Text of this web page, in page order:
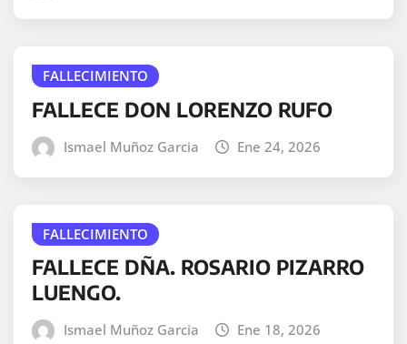
FALLECIMIENTO
FALLECE DON LORENZO RUFO
Ismael Muñoz Garcia Ene 24, 2026
FALLECIMIENTO
FALLECE DÑA. ROSARIO PIZARRO
LUENGO.
Ismael Muñoz Garcia Ene 18, 2026